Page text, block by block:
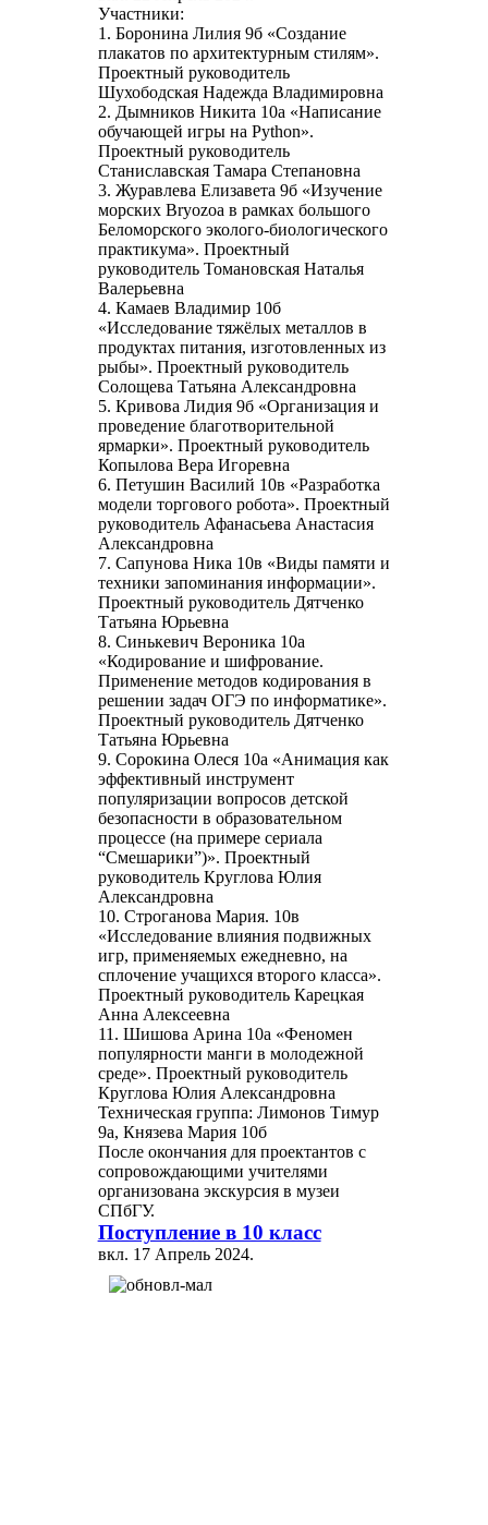
Участники:
1. Боронина Лилия 9б «Создание
плакатов по архитектурным стилям».
Проектный руководитель
Шухободская Надежда Владимировна
2. Дымников Никита 10а «Написание
обучающей игры на Python».
Проектный руководитель
Станиславская Тамара Степановна
3. Журавлева Елизавета 9б «Изучение
морских Bryozoa в рамках большого
Беломорского эколого-биологического
практикума». Проектный
руководитель Томановская Наталья
Валерьевна
4. Камаев Владимир 10б
«Исследование тяжёлых металлов в
продуктах питания, изготовленных из
рыбы». Проектный руководитель
Солощева Татьяна Александровна
5. Кривова Лидия 9б «Организация и
проведение благотворительной
ярмарки». Проектный руководитель
Копылова Вера Игоревна
6. Петушин Василий 10в «Разработка
модели торгового робота». Проектный
руководитель Афанасьева Анастасия
Александровна
7. Сапунова Ника 10в «Виды памяти и
техники запоминания информации».
Проектный руководитель Дятченко
Татьяна Юрьевна
8. Синькевич Вероника 10а
«Кодирование и шифрование.
Применение методов кодирования в
решении задач ОГЭ по информатике».
Проектный руководитель Дятченко
Татьяна Юрьевна
9. Сорокина Олеся 10а «Анимация как
эффективный инструмент
популяризации вопросов детской
безопасности в образовательном
процессе (на примере сериала
“Смешарики”)». Проектный
руководитель Круглова Юлия
Александровна
10. Строганова Мария. 10в
«Исследование влияния подвижных
игр, применяемых ежедневно, на
сплочение учащихся второго класса».
Проектный руководитель Карецкая
Анна Алексеевна
11. Шишова Арина 10а «Феномен
популярности манги в молодежной
среде». Проектный руководитель
Круглова Юлия Александровна
Техническая группа: Лимонов Тимур
9а, Князева Мария 10б
После окончания для проектантов с
сопровождающими учителями
организована экскурсия в музеи
СПбГУ.
Поступление в 10 класс
вкл. 17 Апрель 2024.